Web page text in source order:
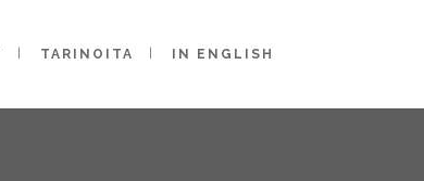
TARINOITA IN ENGLISH